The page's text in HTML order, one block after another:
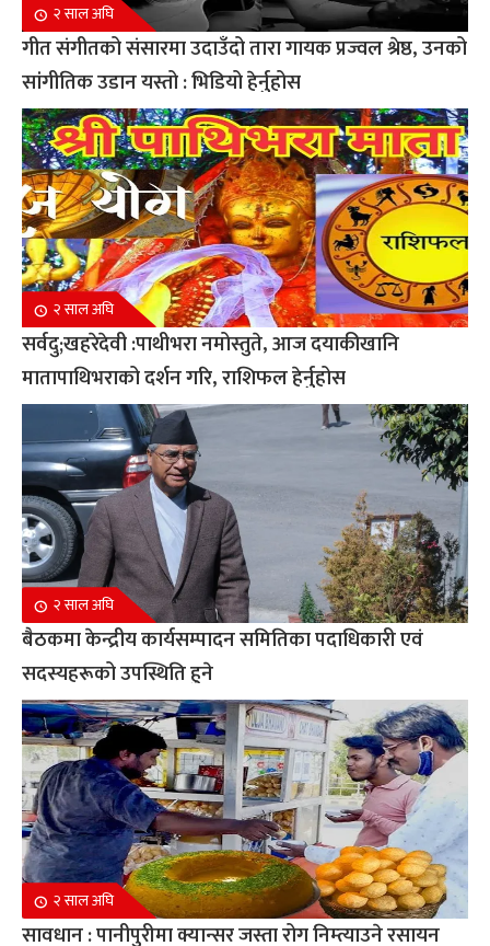
२ साल अघि
गीत संगीतको संसारमा उदाउँदो तारा गायक प्रज्वल श्रेष्ठ, उनको
सांगीतिक उडान यस्तो : भिडियो हेर्नुहोस
२ साल अघि
सर्वदु;खहरेदेवी :पाथीभरा नमोस्तुते, आज दयाकीखानि
मातापाथिभराको दर्शन गरि, राशिफल हेर्नुहोस
२ साल अघि
बैठकमा केन्द्रीय कार्यसम्पादन समितिका पदाधिकारी एवं
सदस्यहरूको उपस्थिति हुने
२ साल अघि
सावधान : पानीपुरीमा क्यान्सर जस्ता रोग निम्त्याउने रसायन